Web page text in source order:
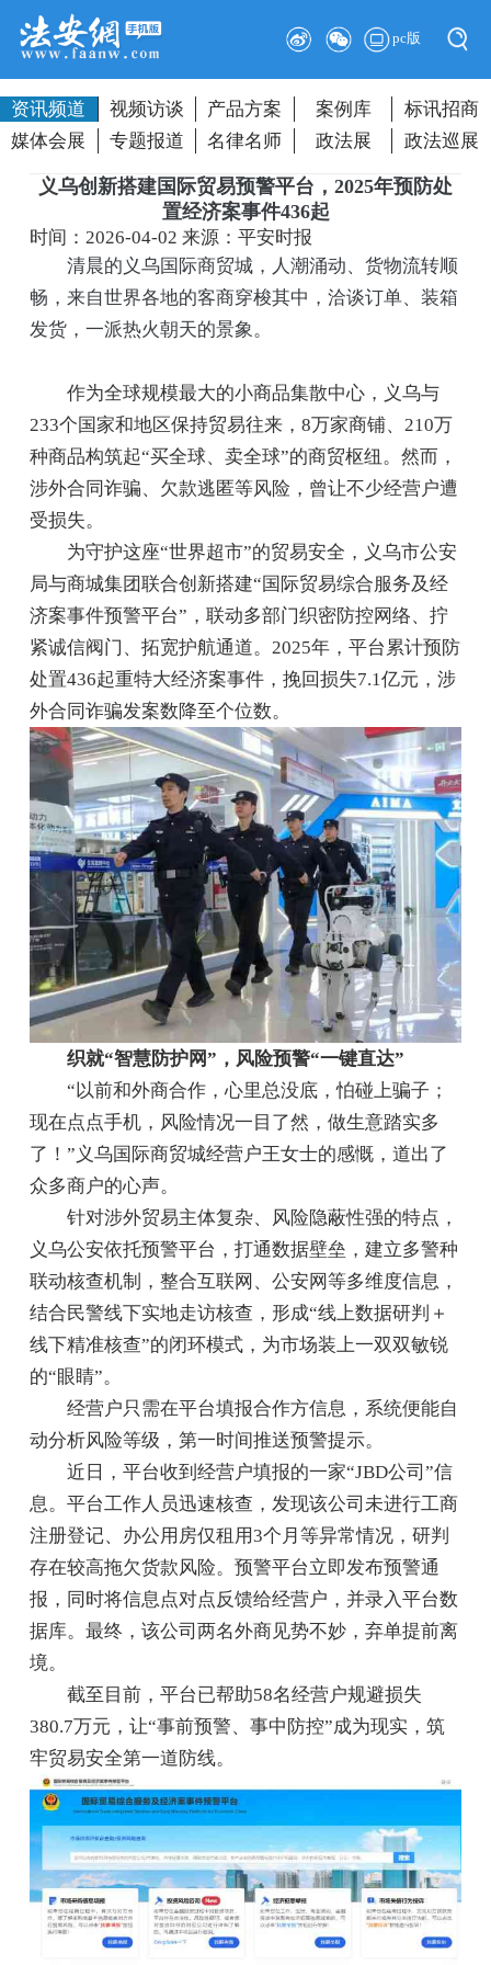
pc版
资讯频道 视频访谈 产品方案 案例库
标讯招商
媒体会展
专题报道 名律名师 政法展 政法巡展
义乌创新搭建国际贸易预警平台，2025年预防处
置经济案事件436起
时间：2026-04-02来源：平安时报
清晨的义乌国际商贸城，人潮涌动、货物流转顺
畅，来自世界各地的客商穿梭其中，洽谈订单、装箱
发货，一派热火朝天的景象。
作为全球规模最大的小商品集散中心，义乌与
233个国家和地区保持贸易往来，8万家商铺、210万
种商品构筑起“买全球、卖全球”的商贸枢纽。然而，
涉外合同诈骗、欠款逃匿等风险，曾让不少经营户遭
受损失。
为守护这座“世界超市”的贸易安全，义乌市公安
局与商城集团联合创新搭建“国际贸易综合服务及经
济案事件预警平台”，联动多部门织密防控网络、拧
紧诚信阀门、拓宽护航通道。2025年，平台累计预防
处置436起重特大经济案事件，挽回损失7.1亿元，涉
外合同诈骗发案数降至个位数。
织就“智慧防护网”，风险预警“一键直达”
“以前和外商合作，心里总没底，怕碰上骗子；
现在点点手机，风险情况一目了然，做生意踏实多
了！”义乌国际商贸城经营户王女士的感慨，道出了
众多商户的心声。
针对涉外贸易主体复杂、风险隐蔽性强的特点，
义乌公安依托预警平台，打通数据壁垒，建立多警种
联动核查机制，整合互联网、公安网等多维度信息，
结合民警线下实地走访核查，形成“线上数据研判＋
线下精准核查”的闭环模式，为市场装上一双双敏锐
的“眼睛”。
经营户只需在平台填报合作方信息，系统便能自
动分析风险等级，第一时间推送预警提示。
近日，平台收到经营户填报的一家“JBD公司”信
息。平台工作人员迅速核查，发现该公司未进行工商
注册登记、办公用房仅租用3个月等异常情况，研判
存在较高拖欠货款风险。预警平台立即发布预警通
报，同时将信息点对点反馈给经营户，并录入平台数
据库。最终，该公司两名外商见势不妙，弃单提前离
境。
截至目前，平台已帮助58名经营户规避损失
380.7万元，让“事前预警、事中防控”成为现实，筑
牢贸易安全第一道防线。